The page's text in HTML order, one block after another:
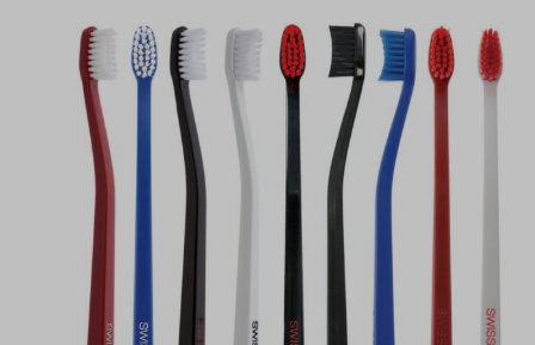
Elektrické zubní kartáčky(6)
Ústní sprchy (Irigátory) (4)
(45)
Pro dospělé (40)
Single (13)
Cestovní sady
Krytky na zubní kartáčky (14)
Hlavice a příslušenství (8)
Trysky a příslušenství